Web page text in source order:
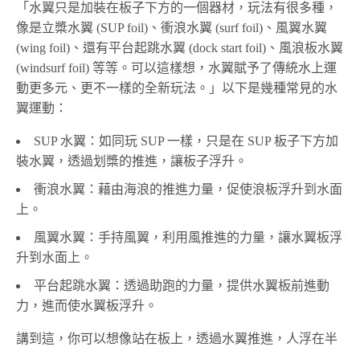
「水翼只是加裝在板子下方的一個器材，玩法有很多種，
像是立槳水翼 (SUP foil)、衝浪水翼 (surf foil)、風翼水翼
(wing foil)、還有平台起跳水翼 (dock start foil)、風浪板水翼
(windsurf foil) 等等。可以這樣想，水翼賦予了傳統水上運
動更多元、更不一樣的全新玩法。」以下是幾種常見的水
翼運動：
SUP 水翼：如同玩 SUP 一樣，只是在 SUP 板子下方加
裝水翼，透過划槳的推進，讓板子浮升。
衝浪水翼：藉由海浪的推進力量，促使浪板浮升到水面
上。
風翼水翼：手持風翼，利用風推進的力量，讓水翼板浮
升到水面上。
平台起跳水翼：透過助跑的力量，提供水翼板前進動
力，進而使水翼板浮升。
講到這，你可以想像站在板上，透過水翼推進，人浮在半